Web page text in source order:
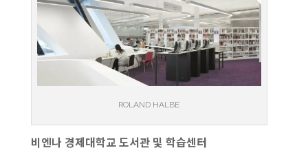
ROLAND HALBE
비엔나 경제대학교 도서관 및 학습센터